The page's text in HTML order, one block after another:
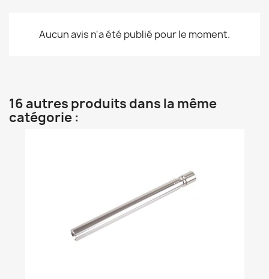
Aucun avis n'a été publié pour le moment.
16 autres produits dans la même
catégorie :